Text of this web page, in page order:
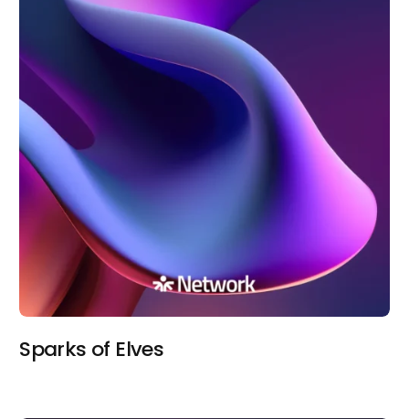
Sparks of Elves